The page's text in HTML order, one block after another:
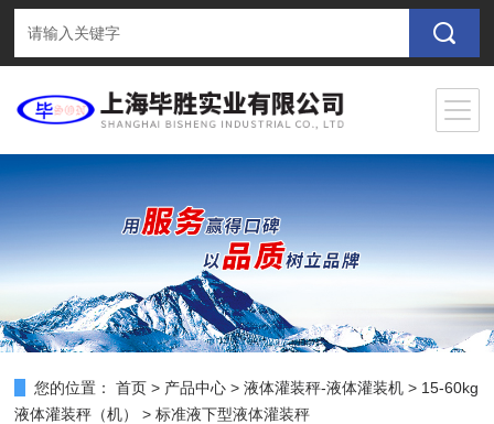
您的位置： 首页 > 产品中心 >液体灌装秤-液体灌装机 > 15-60kg
液体灌装秤（机）
> 标准液下型液体灌装秤